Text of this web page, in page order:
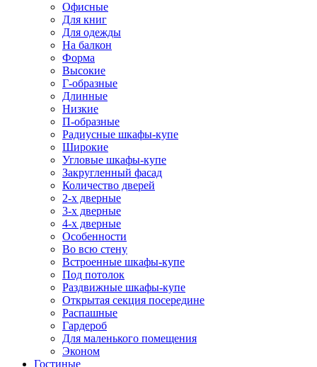
Офисные
Для книг
Для одежды
На балкон
Форма
Высокие
Г-образные
Длинные
Низкие
П-образные
Радиусные шкафы-купе
Широкие
Угловые шкафы-купе
Закругленный фасад
Количество дверей
2-х дверные
3-х дверные
4-х дверные
Особенности
Во всю стену
Встроенные шкафы-купе
Под потолок
Раздвижные шкафы-купе
Открытая секция посередине
Распашные
Гардероб
Для маленького помещения
Эконом
Гостиные